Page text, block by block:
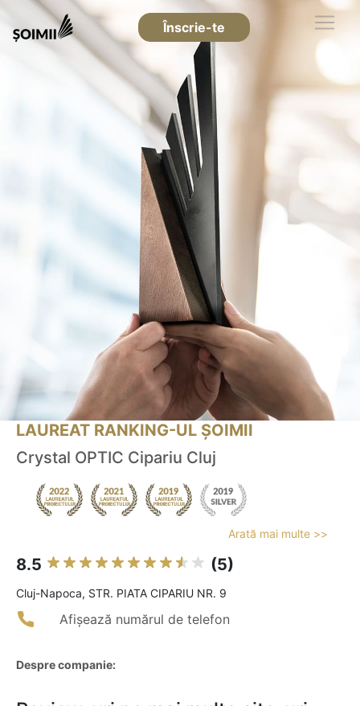
Înscrie-te
LAUREAT RANKING-UL ȘOIMII
Crystal OPTIC Cipariu Cluj
Arată mai multe >>
8.5 (5)
Cluj-Napoca, STR. PIATA CIPARIU NR. 9
Afișează numărul de telefon
Despre companie: